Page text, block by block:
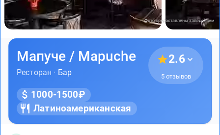
Фото предоставлены заведением
Мапуче / Mapuche
Ресторан · Бар
2.6
5 отзывов
1000-1500₽
Латиноамериканская